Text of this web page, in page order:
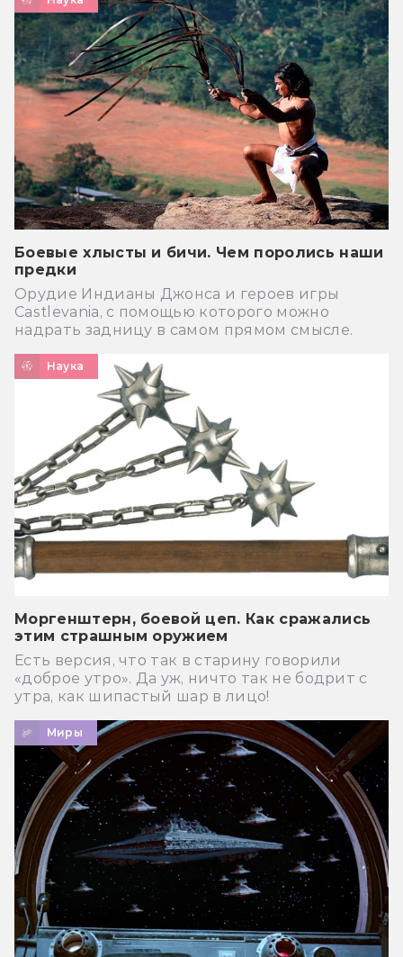
Боевые хлысты и бичи. Чем поролись наши
предки
Орудие Индианы Джонса и героев игры
Castlevania, с помощью которого можно
надрать задницу в самом прямом смысле.
Наука
Моргенштерн, боевой цеп. Как сражались
этим страшным оружием
Есть версия, что так в старину говорили
«доброе утро». Да уж, ничто так не бодрит с
утра, как шипастый шар в лицо!
Миры